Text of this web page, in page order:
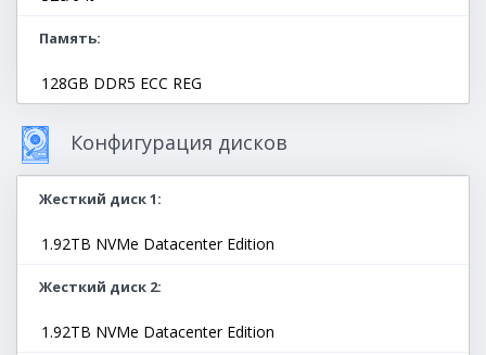
Память
128GB DDR5 ECC REG
Конфигурация дисков
Жесткий диск 1
1.92TB NVMe Datacenter Edition
Жесткий диск 2
1.92TB NVMe Datacenter Edition